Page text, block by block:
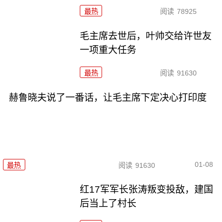
最热 阅读 78925
毛主席去世后，叶帅交给许世友
一项重大任务
最热 阅读 91630
赫鲁晓夫说了一番话，让毛主席下定决心打印度
最热 阅读 91630 01-08
红17军军长张涛叛变投敌，建国
后当上了村长